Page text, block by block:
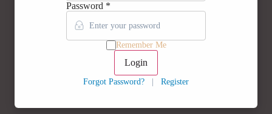
Password *
Remember Me
Login
Forgot Password? Register